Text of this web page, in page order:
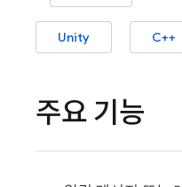
Unity C++
주요 기능